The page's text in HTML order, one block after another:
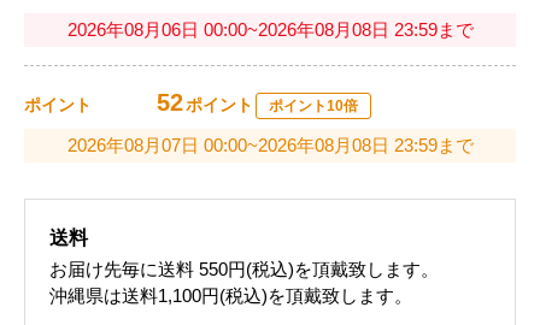
2026年08月06日 00:00~2026年08月08日 23:59まで
ポイント 52ポイント ポイント10倍
2026年08月07日 00:00~2026年08月08日 23:59まで
送料
お届け先毎に送料 550円(税込)を頂戴致します。
沖縄県は送料1,100円(税込)を頂戴致します。